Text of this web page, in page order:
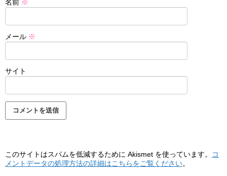
名前 ※
メール ※
サイト
このサイトはスパムを低減するために Akismet を使っています。
コ
メントデータの処理方法の詳細はこちらをご覧ください。